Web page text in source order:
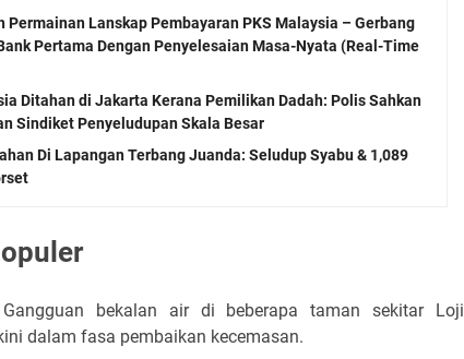
Permainan Lanskap Pembayaran PKS Malaysia – Gerbang
Pertama Dengan Penyelesaian Masa-Nyata (Real-Time
Ditahan di Jakarta Kerana Pemilikan Dadah: Polis Sahkan
Sindiket Penyeludupan Skala Besar
Di Lapangan Terbang Juanda: Seludup Syabu & 1,089
Gangguan bekalan air di beberapa taman sekitar Loji
dalam fasa pembaikan kecemasan.